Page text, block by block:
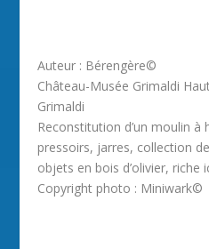
Auteur : Bérengère©
Château-Musée Grimaldi
Grimaldi
Reconstitution d’un moulin
pressoirs, jarres, collection
objets en bois d’olivier,
Copyright photo : Miniwark©